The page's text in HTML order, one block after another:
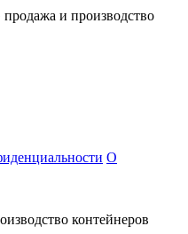
и производство
О
контейнеров